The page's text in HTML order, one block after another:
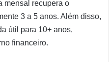
mensal recupera o
3 a 5 anos. Além disso,
útil para 10+ anos,
financeiro.